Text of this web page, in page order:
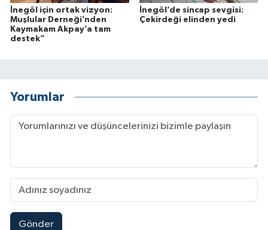
İnegöl için ortak vizyon:
Muşlular Derneği’nden
Kaymakam Akpay’a tam
destek”
İnegöl’de sincap sevgisi:
Çekirdeği elinden yedi
Yorumlar
Gönder